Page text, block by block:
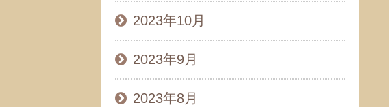
2023年10月
2023年9月
2023年8月